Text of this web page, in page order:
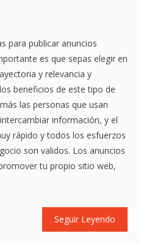
para publicar anuncios
es que sepas elegir en
y relevancia y
beneficios de este tipo de
las personas que usan
información, y el
rápido y todos los esfuerzos
son validos. Los anuncios
tu propio sitio web,
Seguir Leyendo